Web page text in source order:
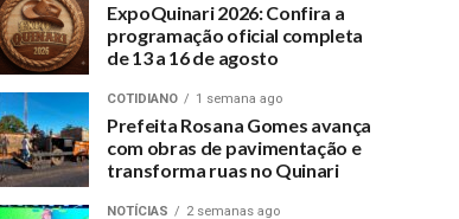
ExpoQuinari 2026: Confira a
programação oficial completa
de 13 a 16 de agosto
COTIDIANO 1 semana ago
Prefeita Rosana Gomes avança
com obras de pavimentação e
transforma ruas no Quinari
NOTÍCIAS 2 semanas ago